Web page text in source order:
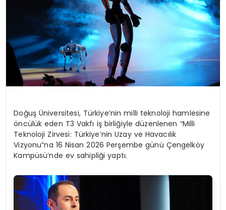
Doğuş Üniversitesi, Türkiye’nin milli teknoloji hamlesine
öncülük eden T3 Vakfı iş birliğiyle düzenlenen “Milli
Teknoloji Zirvesi: Türkiye’nin Uzay ve Havacılık
Vizyonu”na 16 Nisan 2026 Perşembe günü Çengelköy
Kampüsü’nde ev sahipliği yaptı.